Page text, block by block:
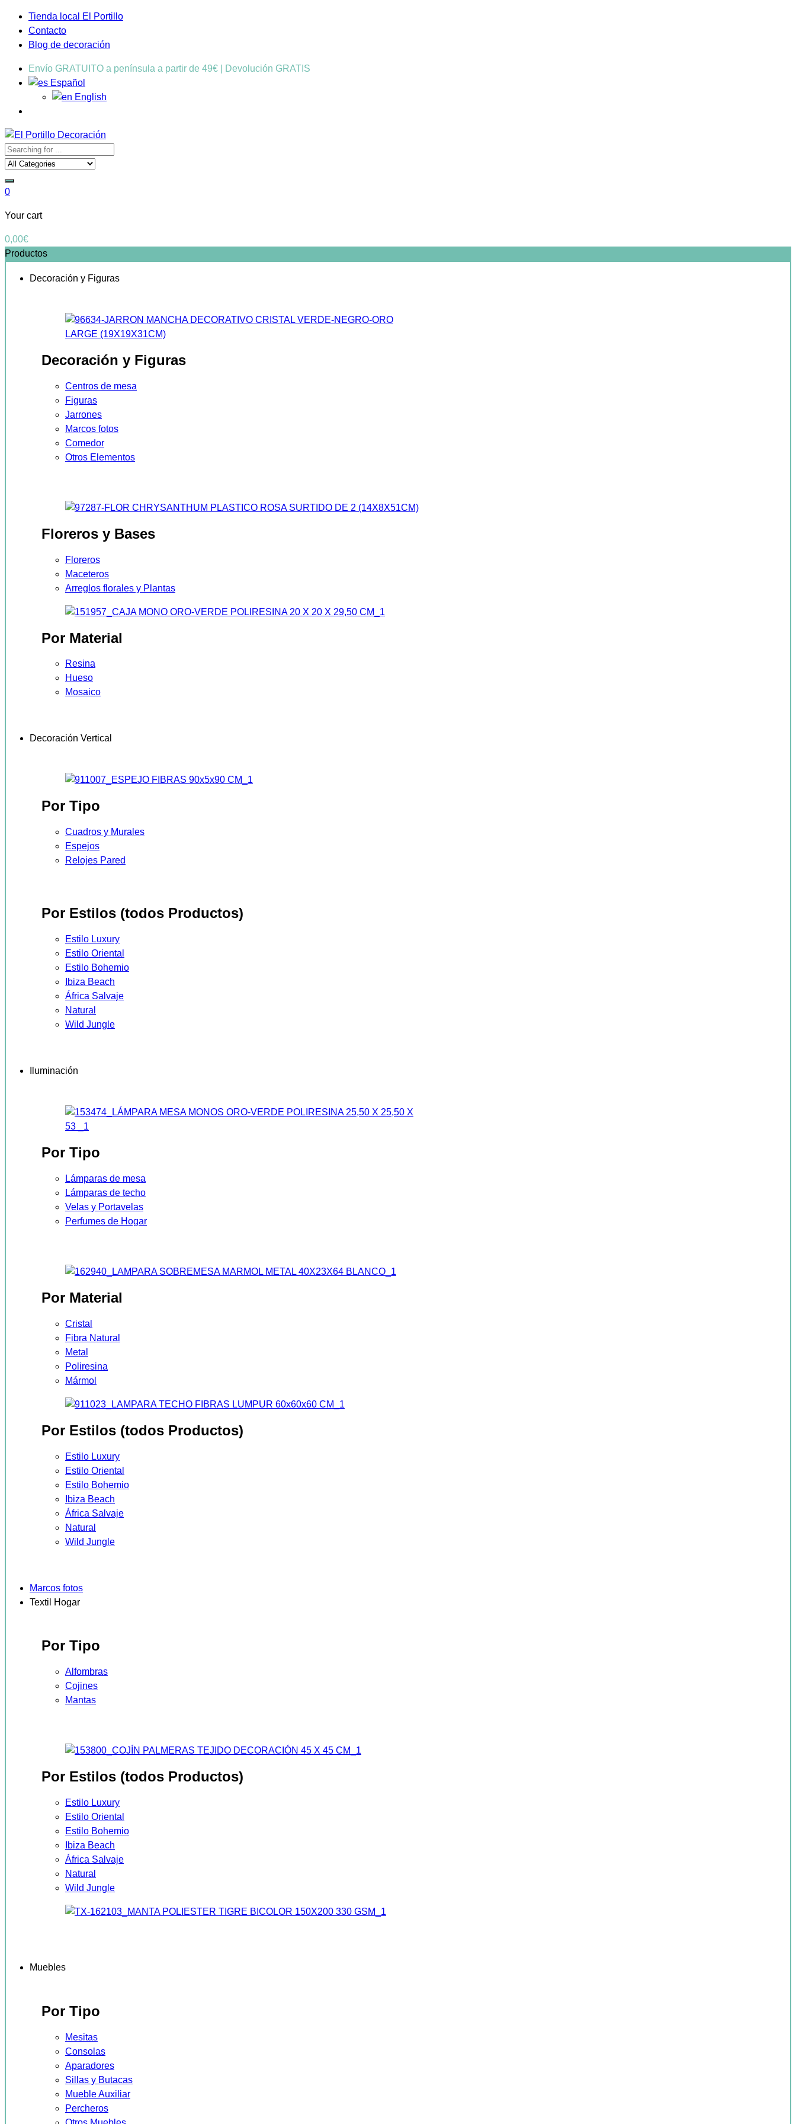
Tienda local El Portillo
Contacto
Blog de decoración
Envío GRATUITO a península a partir de 49€ | Devolución GRATIS
Español
English
0
Your cart
0,00€
Productos
Decoración y Figuras
Decoración y Figuras
Centros de mesa
Figuras
Jarrones
Marcos fotos
Comedor
Otros Elementos
Floreros y Bases
Floreros
Maceteros
Arreglos florales y Plantas
Por Material
Resina
Hueso
Mosaico
Decoración Vertical
Por Tipo
Cuadros y Murales
Espejos
Relojes Pared
Por Estilos (todos Productos)
Estilo Luxury
Estilo Oriental
Estilo Bohemio
Ibiza Beach
África Salvaje
Natural
Wild Jungle
Iluminación
Por Tipo
Lámparas de mesa
Lámparas de techo
Velas y Portavelas
Perfumes de Hogar
Por Material
Cristal
Fibra Natural
Metal
Poliresina
Mármol
Por Estilos (todos Productos)
Estilo Luxury
Estilo Oriental
Estilo Bohemio
Ibiza Beach
África Salvaje
Natural
Wild Jungle
Marcos fotos
Textil Hogar
Por Tipo
Alfombras
Cojines
Mantas
Por Estilos (todos Productos)
Estilo Luxury
Estilo Oriental
Estilo Bohemio
Ibiza Beach
África Salvaje
Natural
Wild Jungle
Muebles
Por Tipo
Mesitas
Consolas
Aparadores
Sillas y Butacas
Mueble Auxiliar
Percheros